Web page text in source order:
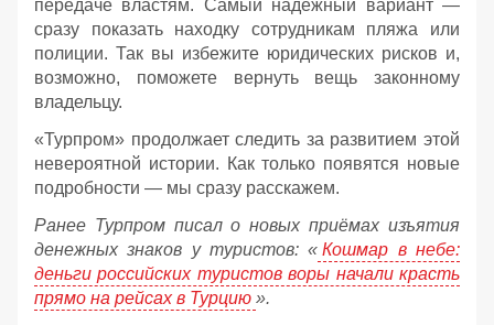
передаче властям. Самый надёжный вариант —
сразу показать находку сотрудникам пляжа или
полиции. Так вы избежите юридических рисков и,
возможно, поможете вернуть вещь законному
владельцу.
«Турпром» продолжает следить за развитием этой
невероятной истории. Как только появятся новые
подробности — мы сразу расскажем.
Ранее Турпром писал о новых приёмах изъятия
денежных знаков у туристов: « Кошмар в небе:
деньги российских туристов воры начали красть
прямо на рейсах в Турцию ».